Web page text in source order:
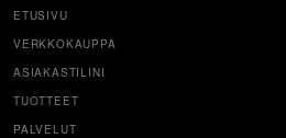
ETUSIVU
VERKKOKAUPPA
ASIAKASTILINI
TUOTTEET
PALVELUT